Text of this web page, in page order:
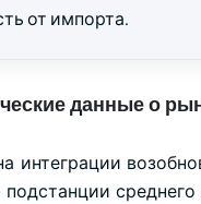
от импорта.
данные о
интеграции
среднего